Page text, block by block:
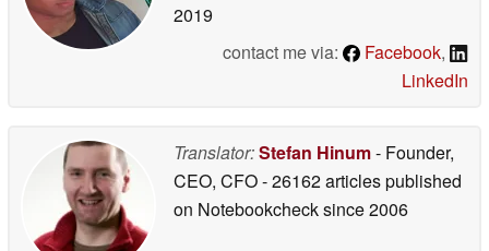
2019
contact me via:
Facebook,
LinkedIn
Translator:Stefan Hinum- Founder,
CEO, CFO- 26162 articles published
on Notebookchecksince 2006